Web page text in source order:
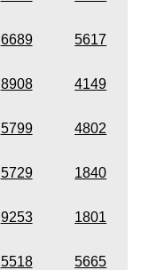
6689 5617
8908 4149
5799 4802
5729 1840
9253 1801
5518 5665